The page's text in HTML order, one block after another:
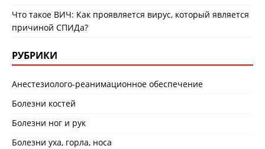
Что такое ВИЧ: Как проявляется вирус, который является
причиной СПИДа?
РУБРИКИ
Анестезиолого-реанимационное обеспечение
Болезни костей
Болезни ног и рук
Болезни уха, горла, носа